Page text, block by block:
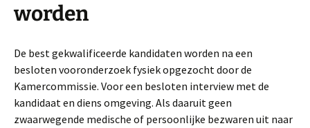
worden
De best gekwalificeerde kandidaten worden na een
besloten vooronderzoek fysiek opgezocht door de
Kamercommissie. Voor een besloten interview met de
kandidaat en diens omgeving. Als daaruit geen
zwaarwegende medische of persoonlijke bezwaren uit naar